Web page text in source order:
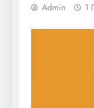
Admin 1